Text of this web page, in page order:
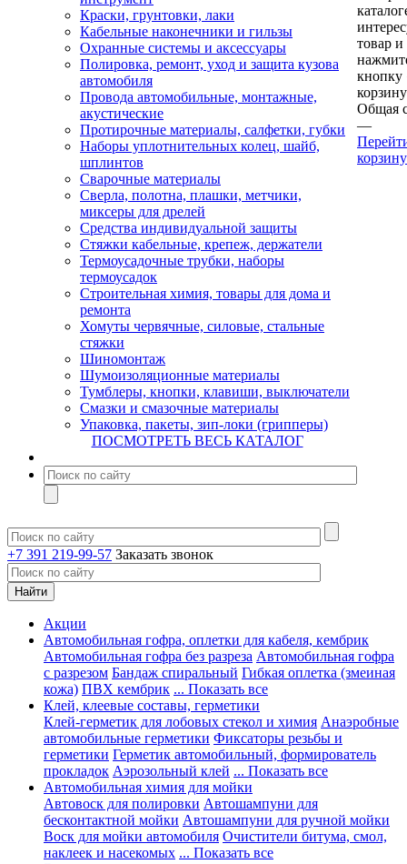
Краски, грунтовки, лаки
Кабельные наконечники и гильзы
Охранные системы и аксессуары
Полировка, ремонт, уход и защита кузова
автомобиля
Провода автомобильные, монтажные,
акустические
Протирочные материалы, салфетки, губки
Наборы уплотнительных колец, шайб,
шплинтов
Сварочные материалы
Сверла, полотна, плашки, метчики,
миксеры для дрелей
Средства индивидуальной защиты
Стяжки кабельные, крепеж, держатели
Термоусадочные трубки, наборы
термоусадок
Строительная химия, товары для дома и
ремонта
Хомуты червячные, силовые, стальные
стяжки
Шиномонтаж
Шумоизоляционные материалы
Тумблеры, кнопки, клавиши, выключатели
Смазки и смазочные материалы
Упаковка, пакеты, зип-локи (грипперы)
ПОСМОТРЕТЬ ВЕСЬ КАТАЛОГ
+7 391 219-99-57 Заказать звонок
товар и
кнопку
Общая
—
корзину
Акции
Автомобильная гофра, оплетки для кабеля, кембрик
Автомобильная гофра без разреза Автомобильная гофра
с разрезом Бандаж спиральный Гибкая оплетка (змеиная
кожа) ПВХ кембрик ... Показать все
Клей, клеевые составы, герметики
Клей-герметик для лобовых стекол и химия Анаэробные
автомобильные герметики Фиксаторы резьбы и
герметики Герметик автомобильный, формирователь
прокладок Аэрозольный клей ... Показать все
Автомобильная химия для мойки
Автовоск для полировки Автошампуни для
бесконтактной мойки Автошампуни для ручной мойки
Воск для мойки автомобиля Очистители битума, смол,
наклеек и насекомых ... Показать все